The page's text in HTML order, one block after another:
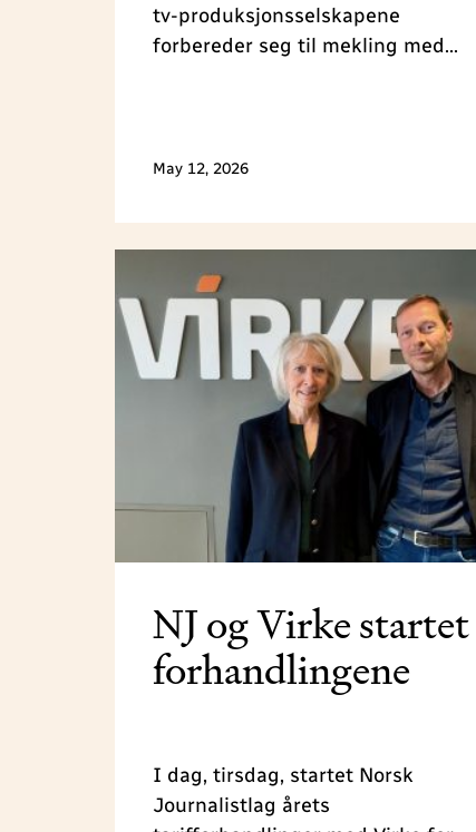
tv-produksjonsselskapene
forbereder seg til mekling med
konflikt. Reallønnsvekst er et
May 12, 2026
NJ og Virke startet
forhandlingene
I dag, tirsdag, startet Norsk
Journalistlag årets